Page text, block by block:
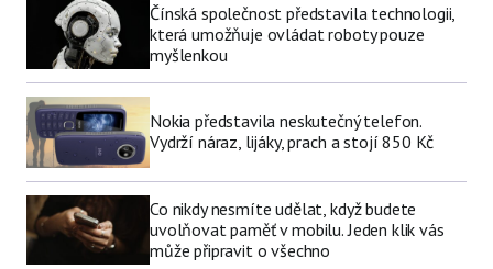
Čínská společnost představila technologii,
která umožňuje ovládat roboty pouze
myšlenkou
Nokia představila neskutečný telefon.
Vydrží náraz, lijáky, prach a stojí 850 Kč
Co nikdy nesmíte udělat, když budete
uvolňovat paměť v mobilu. Jeden klik vás
může připravit o všechno